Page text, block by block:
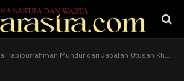
Mundur dari Jabatan Utusan Khusus Presiden